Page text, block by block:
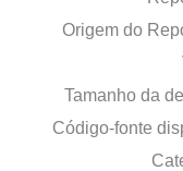
Origem do
Tamanho da
Código-fonte